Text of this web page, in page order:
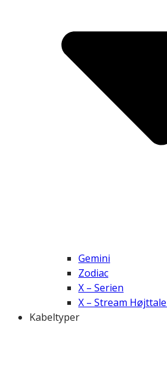
Gemini
Zodiac
X – Serien
X – Stream
Kabeltyper